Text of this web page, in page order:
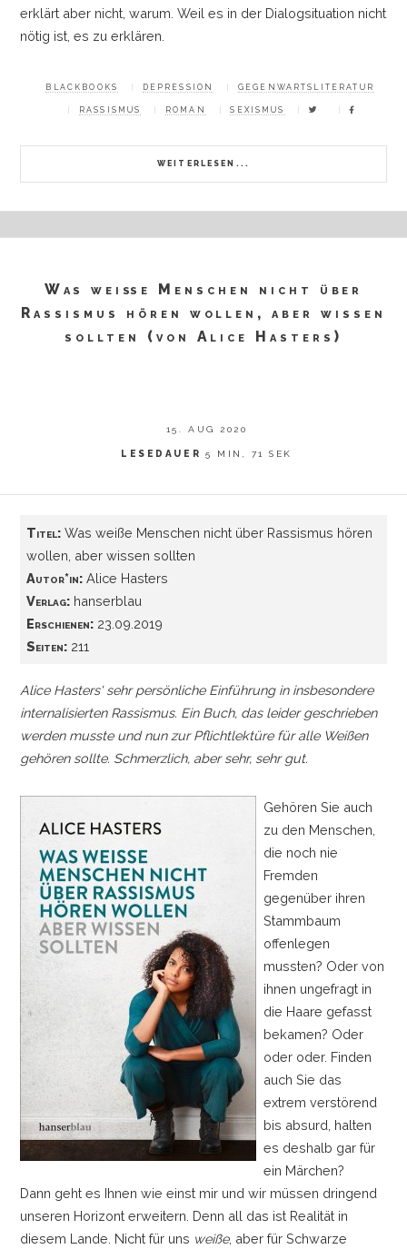
erklärt aber nicht, warum. Weil es in der Dialogsituation nicht
nötig ist, es zu erklären.
WEITERLESEN...
BLACKBOOKS DEPRESSION GEGENWARTSLITERATUR
RASSISMUS ROMAN SEXISMUS
Was weiße Menschen nicht über
Rassismus hören wollen, aber wissen
sollten (von Alice Hasters)
15. AUG 2020
LESEDAUER 5 MIN, 71 SEK
Titel:Was weiße Menschen nicht über Rassismus hören
wollen, aber wissen sollten
Autor*in:Alice Hasters
Verlag:hanserblau
Erschienen:23.09.2019
Seiten:211
Alice Hasters' sehr persönliche Einführung in insbesondere
internalisierten Rassismus. Ein Buch, das leider geschrieben
werden musste und nun zur Pflichtlektüre für alle Weißen
gehören sollte. Schmerzlich, aber sehr, sehr gut.
Gehören Sie auch
zu den Menschen,
die noch nie
Fremden
gegenüber ihren
Stammbaum
offenlegen
mussten? Oder von
ihnen ungefragt in
die Haare gefasst
bekamen? Oder
oder oder. Finden
auch Sie das
extrem verstörend
bis absurd, halten
es deshalb gar für
ein Märchen?
Dann geht es Ihnen wie einst mir und wir müssen dringend
unseren Horizont erweitern. Denn all das ist Realität in
diesem Lande. Nicht für uns weiße, aber für Schwarze